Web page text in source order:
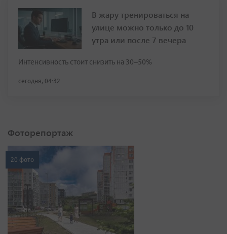
В жару тренироваться на
улице можно только до 10
утра или после 7 вечера
Интенсивность стоит снизить на 30–50%
сегодня, 04:32
Фоторепортаж
20 фото